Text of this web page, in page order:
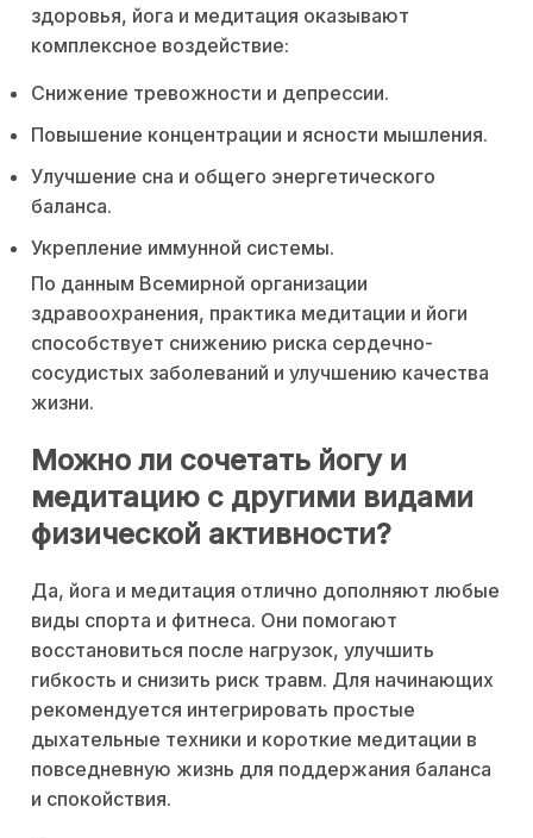
здоровья, йога и медитация оказывают
комплексное воздействие:
Снижение тревожности и депрессии.
Повышение концентрации и ясности мышления.
Улучшение сна и общего энергетического
баланса.
Укрепление иммунной системы.
По данным Всемирной организации
здравоохранения, практика медитации и йоги
способствует снижению риска сердечно-
сосудистых заболеваний и улучшению качества
жизни.
Можно ли сочетать йогу и
медитацию с другими видами
физической активности?
Да, йога и медитация отлично дополняют любые
виды спорта и фитнеса. Они помогают
восстановиться после нагрузок, улучшить
гибкость и снизить риск травм. Для начинающих
рекомендуется интегрировать простые
дыхательные техники и короткие медитации в
повседневную жизнь для поддержания баланса
и спокойствия.